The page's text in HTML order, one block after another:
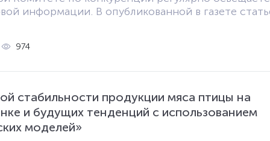
информации. В опубликованной в газете
значение не только в теоретическом плане,
974
стабильности продукции мяса птицы на
и будущих тенденций с использованием
моделей»